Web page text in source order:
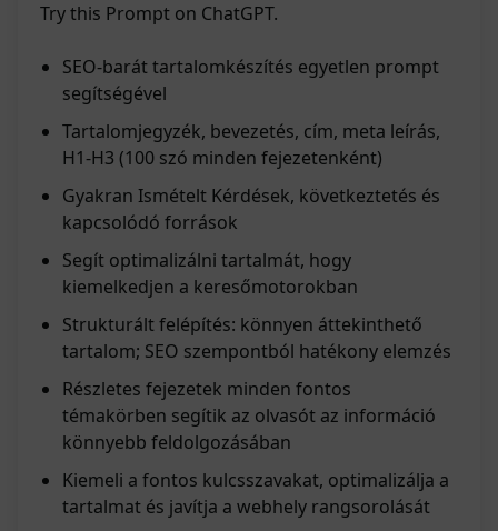
Try this Prompt on ChatGPT.
SEO-barát tartalomkészítés egyetlen prompt
segítségével
Tartalomjegyzék, bevezetés, cím, meta leírás,
H1-H3 (100 szó minden fejezetenként)
Gyakran Ismételt Kérdések, következtetés és
kapcsolódó források
Segít optimalizálni tartalmát, hogy
kiemelkedjen a keresőmotorokban
Strukturált felépítés: könnyen áttekinthető
tartalom; SEO szempontból hatékony elemzés
Részletes fejezetek minden fontos
témakörben segítik az olvasót az információ
könnyebb feldolgozásában
Kiemeli a fontos kulcsszavakat, optimalizálja a
tartalmat és javítja a webhely rangsorolását